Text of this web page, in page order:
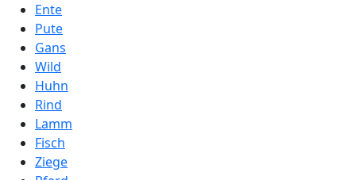
Ente
Pute
Gans
Wild
Huhn
Rind
Lamm
Fisch
Ziege